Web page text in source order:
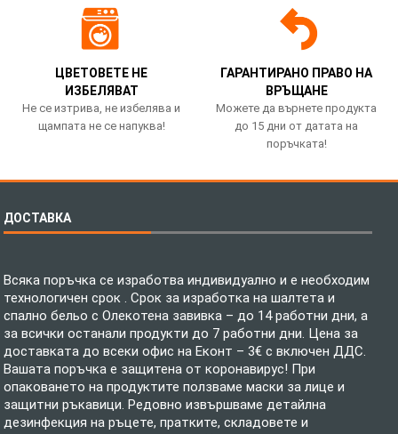
ЦВЕТОВЕТЕ НЕ
ИЗБЕЛЯВАТ
Не се изтрива, не избелява и
щампата не се напуква!
ГАРАНТИРАНО ПРАВО НА
ВРЪЩАНЕ
Можете да върнете продукта
до 15 дни от датата на
поръчката!
ДОСТАВКА
Всяка поръчка се изработва индивидуално и е необходим
технологичен срок . Срок за изработка на шалтета и
спално бельо с Олекотена завивка – до 14 работни дни, а
за всички останали продукти до 7 работни дни. Цена за
доставката до всеки офис на Еконт – 3€ с включен ДДС.
Вашата поръчка е защитена от коронавирус! При
опаковането на продуктите ползваме маски за лице и
защитни ръкавици. Редовно извършваме детайлна
дезинфекция на ръцете, пратките, складовете и